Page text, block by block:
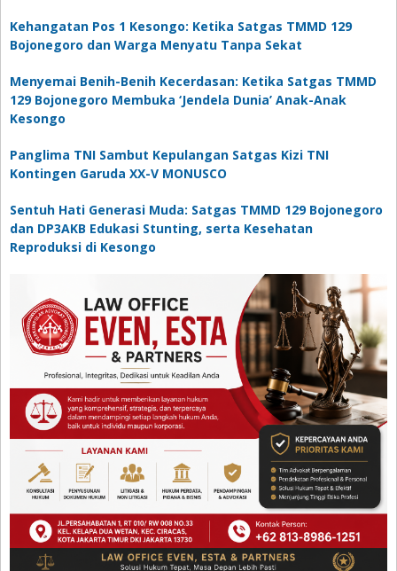
Kehangatan Pos 1 Kesongo: Ketika Satgas TMMD 129
Bojonegoro dan Warga Menyatu Tanpa Sekat
Menyemai Benih-Benih Kecerdasan: Ketika Satgas TMMD
129 Bojonegoro Membuka ‘Jendela Dunia’ Anak-Anak
Kesongo
Panglima TNI Sambut Kepulangan Satgas Kizi TNI
Kontingen Garuda XX-V MONUSCO
Sentuh Hati Generasi Muda: Satgas TMMD 129 Bojonegoro
dan DP3AKB Edukasi Stunting, serta Kesehatan
Reproduksi di Kesongo